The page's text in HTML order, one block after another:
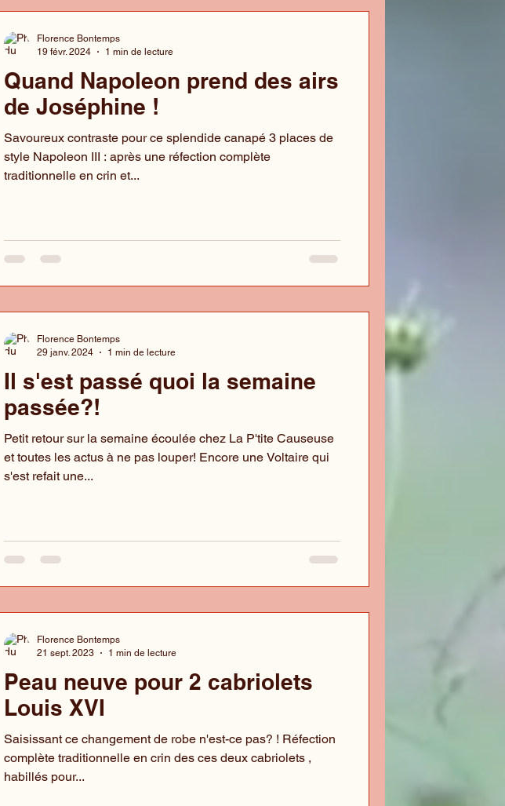
Quand Napoleon prend des airs
de Joséphine !
Savoureux contraste pour ce splendide canapé 3 places de
style Napoleon III : après une réfection complète
traditionnelle en crin et...
Florence Bontemps
19 févr. 2024
1 min de lecture
Il s'est passé quoi la semaine
passée?!
Petit retour sur la semaine écoulée chez La P'tite Causeuse
et toutes les actus à ne pas louper! Encore une Voltaire qui
s'est refait une...
Florence Bontemps
29 janv. 2024
1 min de lecture
Peau neuve pour 2 cabriolets
Louis XVI
Saisissant ce changement de robe n'est-ce pas? ! Réfection
complète traditionnelle en crin des ces deux cabriolets ,
habillés pour...
Florence Bontemps
21 sept. 2023
1 min de lecture